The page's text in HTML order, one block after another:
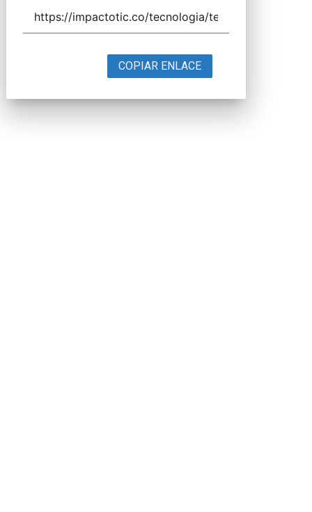
COPIAR ENLACE